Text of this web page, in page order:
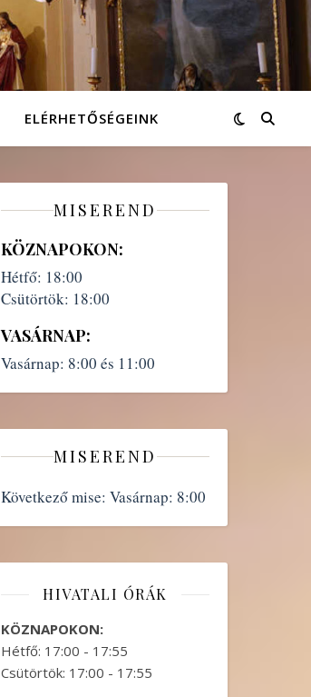
ELÉRHETŐSÉGEINK
MISEREND
KÖZNAPOKON:
Hétfő: 18:00
Csütörtök: 18:00
VASÁRNAP:
Vasárnap: 8:00 és 11:00
MISEREND
Következő mise: Vasárnap: 8:00
HIVATALI ÓRÁK
KÖZNAPOKON:
Hétfő: 17:00 - 17:55
Csütörtök: 17:00 - 17:55